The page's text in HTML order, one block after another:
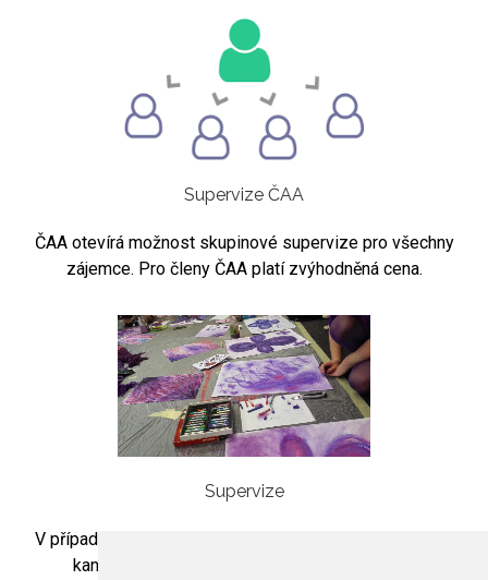
Supervize ČAA
ČAA otevírá možnost skupinové supervize pro všechny
zájemce. Pro členy ČAA platí zvýhodněná cena.
Supervize
V případě zájmu o skupinovou artesupervizi kontaktujte
kancelář asociace (